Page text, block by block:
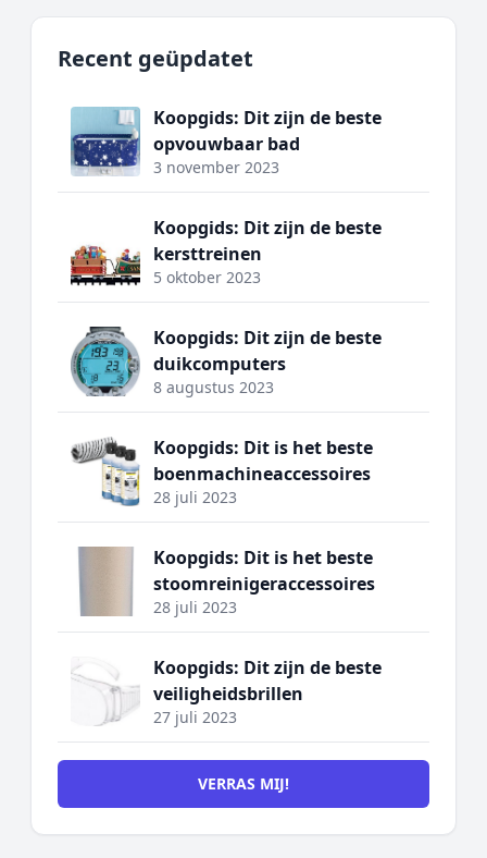
Recent geüpdatet
Koopgids: Dit zijn de beste
opvouwbaar bad
3 november 2023
Koopgids: Dit zijn de beste
kersttreinen
5 oktober 2023
Koopgids: Dit zijn de beste
duikcomputers
8 augustus 2023
Koopgids: Dit is het beste
boenmachineaccessoires
28 juli 2023
Koopgids: Dit is het beste
stoomreinigeraccessoires
28 juli 2023
Koopgids: Dit zijn de beste
veiligheidsbrillen
27 juli 2023
VERRAS MIJ!